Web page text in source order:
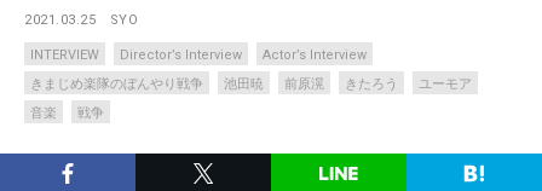
2021.03.25 SYO
INTERVIEW Director’s Interview
Actor’s Interview
きまじめ楽隊のぼんやり戦争
池田暁 前原滉 きたろう
ユーモア
音楽
戦争